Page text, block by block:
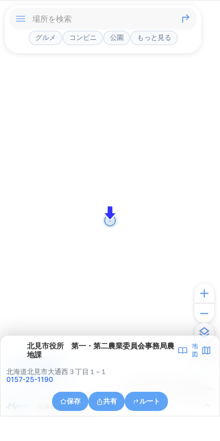
グルメ コンビニ 公園 もっと見る
北見市役所 第一・第二農業委員会事務局農
地課
地
図
北海道北見市大通西３丁目１−１
0157-25-1190
保存 共有 ルート
北海道北見市朝日町
アプリで見る